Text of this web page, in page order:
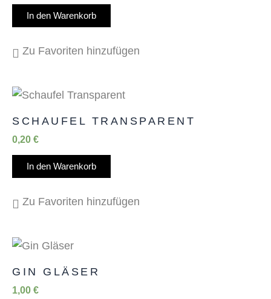
In den Warenkorb
Zu Favoriten hinzufügen
SCHAUFEL TRANSPARENT
0,20 €
In den Warenkorb
Zu Favoriten hinzufügen
GIN GLÄSER
1,00 €